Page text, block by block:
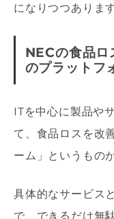
になりつつあります
NECの食品ロ
のプラットフ
ITを中心に製品や
て、食品ロスを改
ーム」というもの
具体的なサービス
で、できるだけ無